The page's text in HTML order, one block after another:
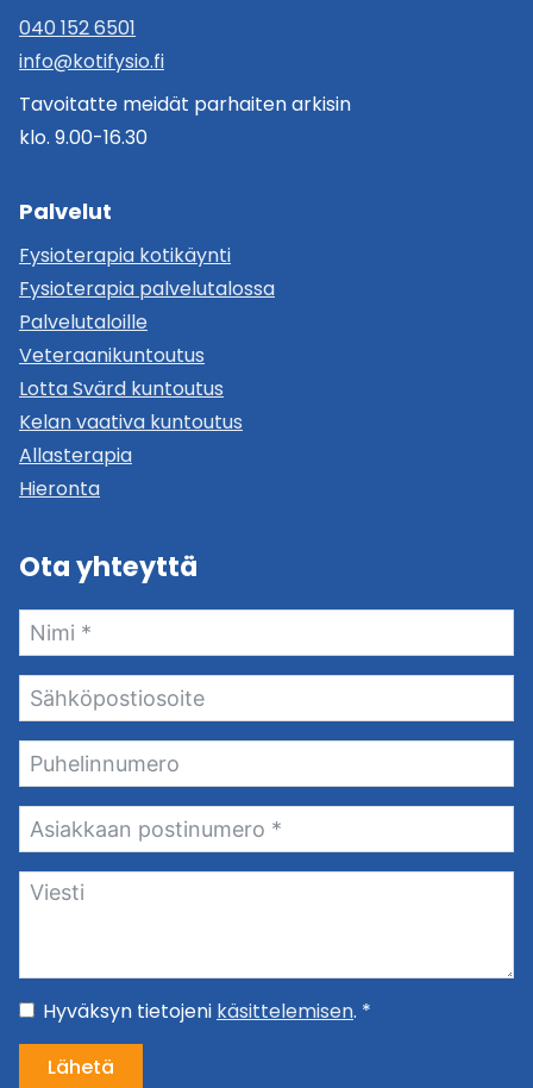
040 152 6501
info@kotifysio.fi
Tavoitatte meidät parhaiten arkisin
klo. 9.00-16.30
Palvelut
Fysioterapia kotikäynti
Fysioterapia palvelutalossa
Palvelutaloille
Veteraanikuntoutus
Lotta Svärd kuntoutus
Kelan vaativa kuntoutus
Allasterapia
Hieronta
Ota yhteyttä
Hyväksyn tietojeni käsittelemisen. *
Lähetä